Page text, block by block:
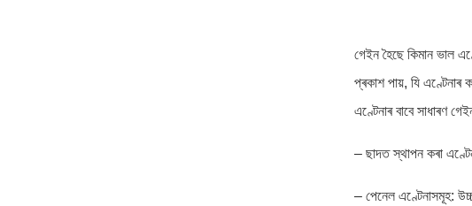
গেইন হৈছে কিমান ভাল
প্ৰকাশ পায়, যি
এণ্টেনাৰ বাবে সাধাৰণ
– ছাদত স্থাপন কৰা
– পেনেল এণ্টেনাসমূহ: